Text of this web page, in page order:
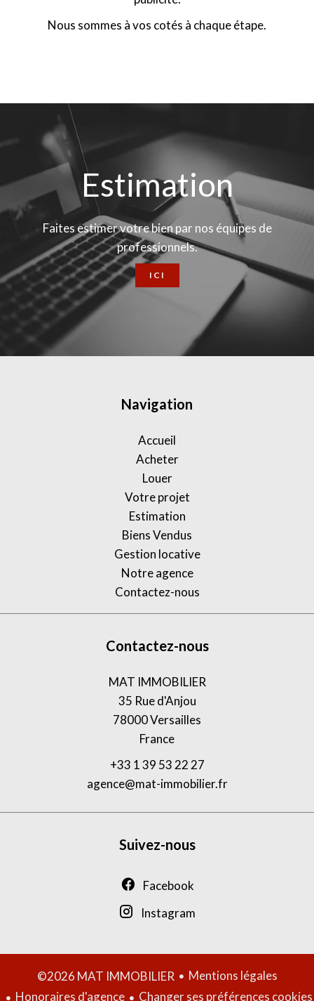
Nous sommes à vos cotés à chaque étape.
Estimation
Faites estimer votre bien par nos équipes de
professionnels.
ICI
Navigation
Accueil
Acheter
Louer
Votre projet
Estimation
Biens Vendus
Gestion locative
Notre agence
Contactez-nous
Contactez-nous
MAT IMMOBILIER
35 Rue d'Anjou
78000Versailles
France
+33 1 39 53 22 27
agence@mat-immobilier.fr
Suivez-nous
Facebook
Instagram
©2026 MAT IMMOBILIER
Mentions légales
Honoraires d'agence
Changer ses préférences cookies